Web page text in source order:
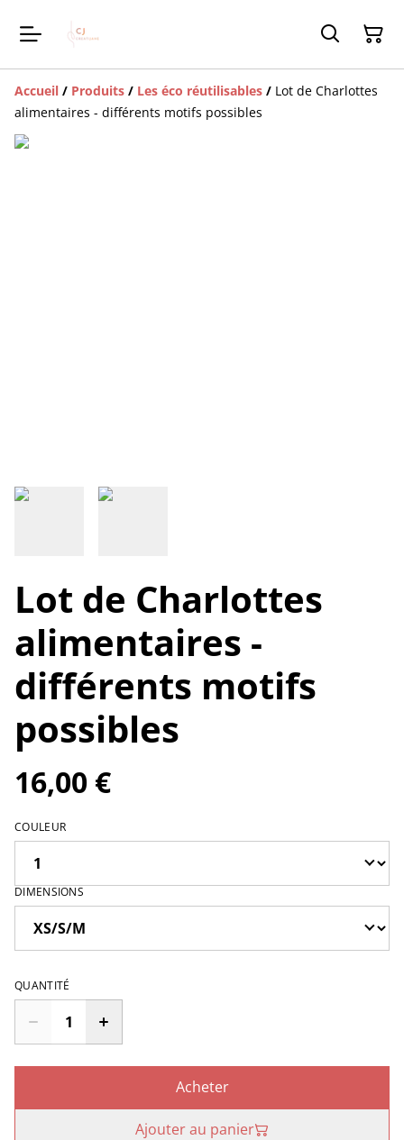
Accueil / Produits / Les éco réutilisables / Lot de Charlottes
alimentaires - différents motifs possibles
Lot de Charlottes
alimentaires -
différents motifs
possibles
16,00 €
COULEUR
DIMENSIONS
QUANTITÉ
Acheter
Ajouter au panier